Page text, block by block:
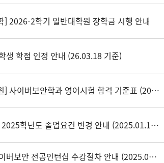
] 2026-2학기 일반대학원 장학금 시행 안내
생 학점 인정 안내 (26.03.18 기준)
[학부/대학원] 사이버보안학과 영어시험 합격 기준표 (2025.09.12 업데이트)
[학부/중요] 2025학년도 졸업요건 변경 안내 (2025.01.14 시행)
[인턴십] 사이버보안 전공인턴십 수강절차 안내 (2025.09.08 업데이트)